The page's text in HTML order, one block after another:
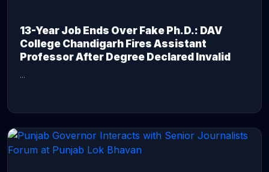
13-Year Job Ends Over Fake Ph.D.: DAV
College Chandigarh Fires Assistant
Professor After Degree Declared Invalid
...